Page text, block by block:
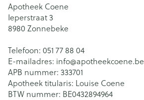
Apotheek Coene
Ieperstraat 3
8980 Zonnebeke
Telefoon: 051 77 88 04
E-mailadres: info@apotheekcoene.be
APB nummer: 333701
Apotheek titularis: Louise Coene
BTW nummer: BE0432894964